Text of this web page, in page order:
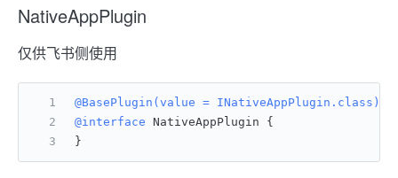
NativeAppPlugin
仅供飞书侧使用
@BasePlugin(value = INativeAppPlugin.class)
@interface NativeAppPlugin {
}